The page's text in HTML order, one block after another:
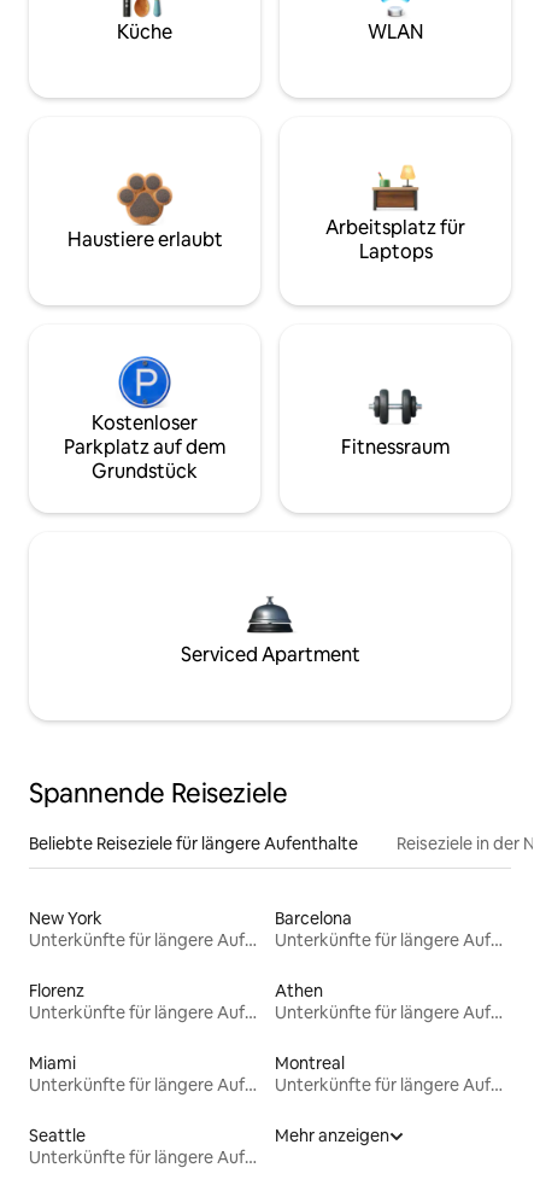
Küche WLAN
Haustiere erlaubt
Arbeitsplatz für
Laptops
Kostenloser
Parkplatz auf dem
Grundstück
Fitnessraum
Serviced Apartment
Spannende Reiseziele
Beliebte Reiseziele für längere Aufenthalte Reiseziele in der
New York
Unterkünfte für längere Aufenthalte
Barcelona
Unterkünfte für längere Aufenthalte
Florenz
Unterkünfte für längere Aufenthalte
Athen
Unterkünfte für längere Aufenthalte
Miami
Unterkünfte für längere Aufenthalte
Montreal
Unterkünfte für längere Aufenthalte
Seattle
Unterkünfte für längere Aufenthalte
Mehr anzeigen